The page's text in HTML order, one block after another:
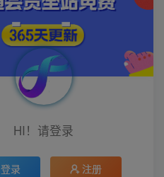
HI！请登录
登录 注册